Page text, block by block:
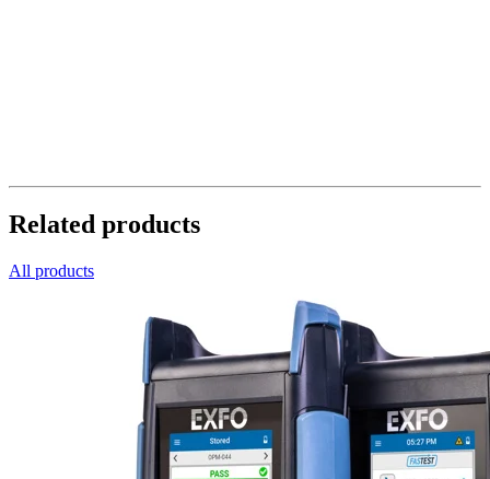
Related products
All products